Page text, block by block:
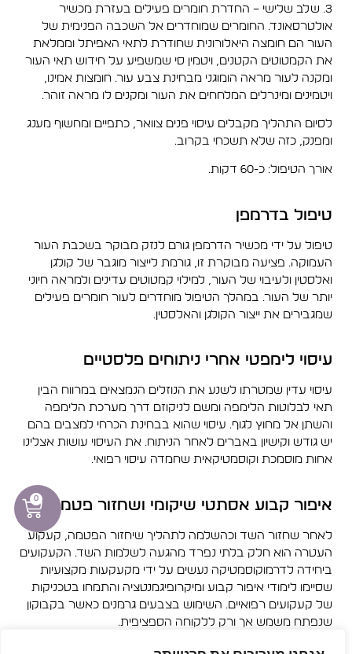
0
3. שלב שלישי – החדרת חומרים פעילים בעזרת מכשיר
אולטרסאונד. החומרים שמוחדרים אל השכבה הפנימית של
העור הם חומצה היאלורונית שחודרת לתאי האפיתל וממלאת
את הקמטוטים הקטנים, ויטמין סי שמשפיע על חידוש תאי העור
ומקנה לעור מראה הומוגני מבחינת צבע עור. חומצות אמינו,
ויטמינים ומינרלים המלחחים את העור ומקנים לו מראה זוהר.
לסיום התהליך מקבלים עיסוי פנים צוואר, כתפיים ומחשוף מענג
ומפנק, כזה שלא תשכחי בקרוב.
אורך הטיפול: כ-60 דקות.
טיפול בדרמפן
טיפול על ידי מכשיר הדרמפן גורם לנזק מבוקר בשכבת העור
העמוקה. פציעה מבוקרת זו, גורמת לייצור מוגבר של קולגן
ואלסטין ולעיבוי של העור, למילוי קמטוטים עדינים ולמראה חיוני
יותר של העור. במהלך הטיפול מוחדרים לעור חומרים פעילים
שמגבירים את ייצור הקולגן והאלסטין.
עיסוי לימפטי אחרי ניתוחים פלסטיים
עיסוי עדין שמטרתו לשנע את הנוזלים הנמצאים במרווח הבין
תאי לבלוטות הלימפה ומשם לניקוזם דרך מערכת הלימפה
והשתן אל מחוץ לגוף. עיסוי שהוא בבחינת הכרחי למצבים בהם
יש גודש וקישיון באברים לאחר הניתוח. את העיסוי עושות אצלינו
אחות מוסמכת וקוסמטיקאית שחמדה עיסוי רפואי.
איפור קבוע אסתטי שיקומי ושחזור פטמות
לאחר שחזור השד וכהשלמה לתהליך שיחזור הפטמה, קעקוע
העטרה הוא חלק בלתי נפרד מהגעה לשלמות השד. הקעקועים
ביחידה לדרמוקוסמטיקה נעשים על ידי מקעקעות מקצועיות
שסיימו לימודי איפור קבוע ומיקרופיגמנטציה והתמחו בטכניקות
של קעקועים רפואיים. השימוש בצבעים גרמנים כאשר בקבוקון
שנפתח משמש אך ורק ללקוחה הספציפית.
כמו כן ניתן לטשטש צלקות לאחר ניתוחים פלסטיים כגון: מתיחת